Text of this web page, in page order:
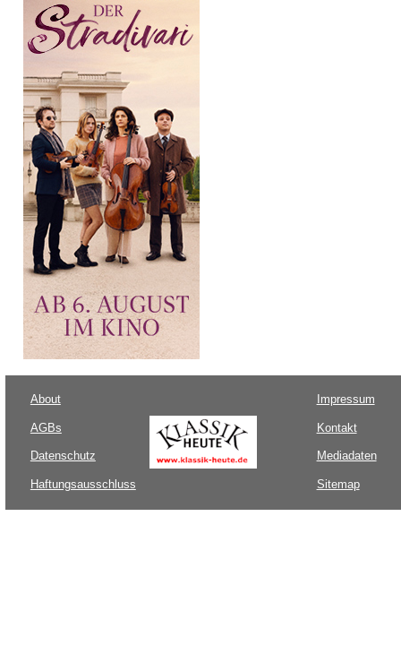
About
AGBs
Datenschutz
Haftungsausschluss
Impressum
Kontakt
Mediadaten
Sitemap